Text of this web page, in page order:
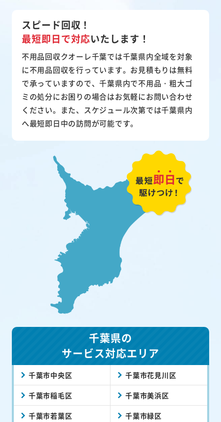
スピード回収！
最短即日で対応いたします！
不用品回収クオーレ千葉では千葉県内全域を対象
に不用品回収を行っています。お見積もりは無料
で承っていますので、千葉県内で不用品・粗大ゴ
ミの処分にお困りの場合はお気軽にお問い合わせ
ください。また、スケジュール次第では千葉県内
へ最短即日中の訪問が可能です。
千葉県の
サービス対応エリア
千葉市中央区 千葉市花見川区
千葉市稲毛区 千葉市美浜区
千葉市若葉区 千葉市緑区